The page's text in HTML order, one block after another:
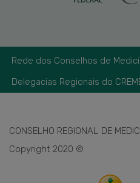
Rede dos Conselhos de
Delegacias Regionais do
CONSELHO REGIONAL DE
Copyright 2020 ©